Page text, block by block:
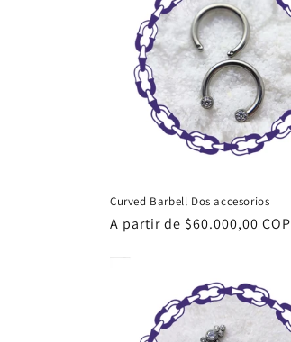
Curved Barbell Dos accesorios
Precio
A partir de $60.000,00 COP